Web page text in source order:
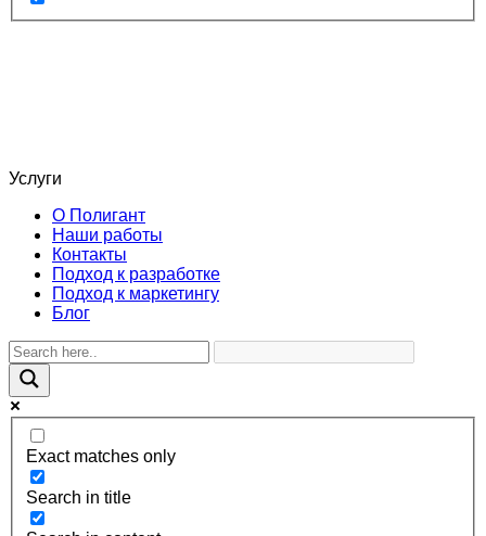
Услуги
О Полигант
Наши работы
Контакты
Подход к разработке
Подход к маркетингу
Блог
Exact matches only
Search in title